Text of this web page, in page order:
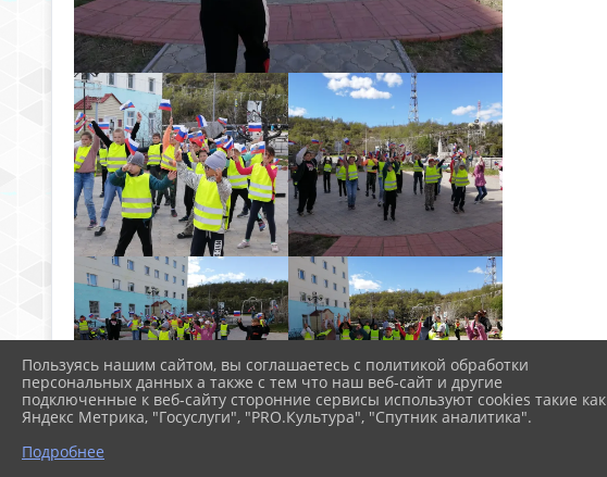
Пользуясь нашим сайтом, вы соглашаетесь с политикой обработки
персональных данных а также с тем что наш веб-сайт и другие
подключенные к веб-сайту сторонние сервисы используют cookies такие как
Яндекс Метрика, "Госуслуги", "PRO.Культура", "Спутник аналитика".
Подробнее